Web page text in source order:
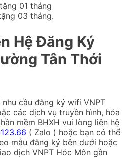
01 tháng
03 tháng.
Hệ Đăng Ký
Tân Thới
cầu đăng ký wifi VNPT
các dịch vụ truyền hình, hóa
mềm BHXH vui lòng liên hệ
( Zalo ) hoặc bạn có thể
mẫu đăng ký bên dưới hoặc
dịch VNPT Hóc Môn gần